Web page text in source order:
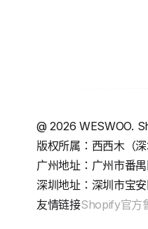
@2026 WESWOO.
版权所属：西西木（
广州地址：广州市番
深圳地址：深圳市宝
友情链接Shopify官方